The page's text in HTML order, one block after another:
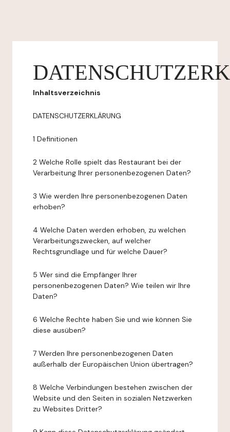
Inhaltsverzeichnis
DATENSCHUTZERKLÄRUNG
1 Definitionen
2 Welche Rolle spielt das Restaurant bei der
Verarbeitung Ihrer personenbezogenen Daten?
3 Wie werden Ihre personenbezogenen Daten
erhoben?
4 Welche Daten werden erhoben, zu welchen
Verarbeitungszwecken, auf welcher
Rechtsgrundlage und für welche Dauer?
5 Wer sind die Empfänger Ihrer
personenbezogenen Daten? Wie teilen wir Ihre
Daten?
6 Welche Rechte haben Sie und wie können Sie
diese ausüben?
7 Werden Ihre personenbezogenen Daten
außerhalb der Europäischen Union übertragen?
8 Welche Verbindungen bestehen zwischen der
Website und den Seiten in sozialen Netzwerken
zu Websites Dritter?